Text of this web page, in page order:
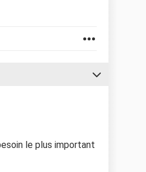
le plus important